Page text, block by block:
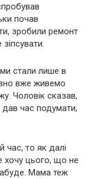
почав
зробили ремонт
стали лише в
вже живемо
Чоловік сказав,
час подумати,
час, то як далі
цього, що не
Мама теж